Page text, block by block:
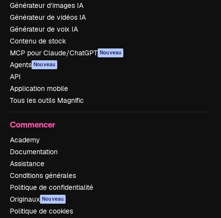
Générateur d’images IA
Générateur de vidéos IA
Générateur de voix IA
Contenu de stock
MCP pour Claude/ChatGPT Nouveau
Agents Nouveau
API
Application mobile
Tous les outils Magnific
Commencer
Academy
Documentation
Assistance
Conditions générales
Politique de confidentialité
Originaux Nouveau
Politique de cookies